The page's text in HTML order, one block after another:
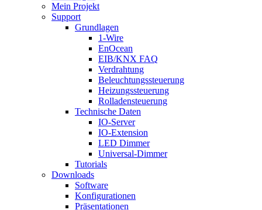
Mein Projekt
Support
Grundlagen
1-Wire
EnOcean
EIB/KNX FAQ
Verdrahtung
Beleuchtungssteuerung
Heizungssteuerung
Rolladensteuerung
Technische Daten
IO-Server
IO-Extension
LED Dimmer
Universal-Dimmer
Tutorials
Downloads
Software
Konfigurationen
Präsentationen